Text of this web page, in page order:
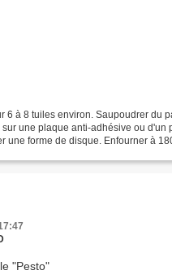
6 à 8 tuiles environ. Saupoudrer du
une plaque anti-adhésive ou d'un
une forme de disque. Enfourner à